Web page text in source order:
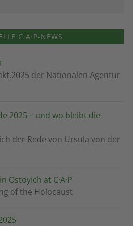
C·A·P-NEWS
der Nationalen Agentur
2025 – und wo bleibt die
der Rede von Ursula von der
Ostoyich at C·A·P
of the Holocaust